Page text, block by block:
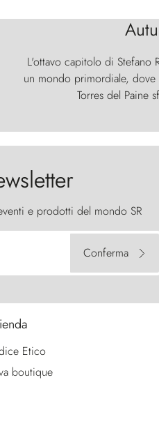
L'ottavo capitolo di Stefano
un mondo primordiale,
Torres del Paine
e prodotti del mondo SR
Conferma
Etico
boutique